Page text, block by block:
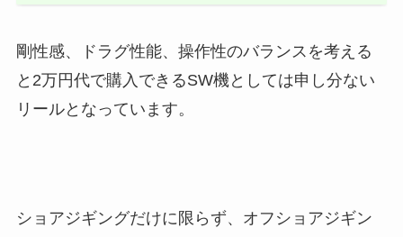
剛性感、ドラグ性能、操作性のバランスを考える
と2万円代で購入できるSW機としては申し分ない
リールとなっています。
ショアジギングだけに限らず、オフショアジギン